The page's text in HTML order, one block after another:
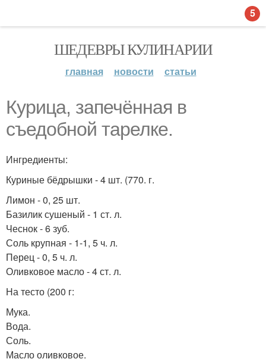
ШЕДЕВРЫ КУЛИНАРИИ
главная новости статьи
Курица, запечённая в
съедобной тарелке.
Ингредиенты:
Куриные бёдрышки - 4 шт. (770. г.
Лимон - 0, 25 шт.
Базилик сушеный - 1 ст. л.
Чеснок - 6 зуб.
Соль крупная - 1-1, 5 ч. л.
Перец - 0, 5 ч. л.
Оливковое масло - 4 ст. л.
На тесто (200 г:
Мука.
Вода.
Соль.
Масло оливковое.
5